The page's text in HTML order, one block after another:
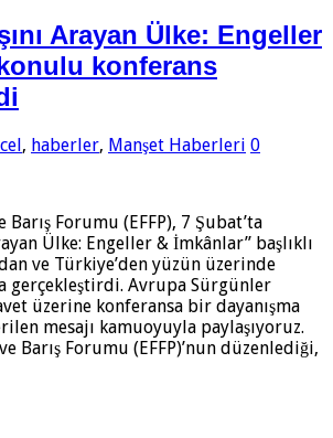
Arayan Ülke: Engeller
konferans
, haberler, Manşet Haberleri 0
Forumu (EFFP), 7 Şubat’ta
Ülke: Engeller & İmkânlar” başlıklı
ve Türkiye’den yüzün üzerinde
gerçekleştirdi. Avrupa Sürgünler
üzerine konferansa bir dayanışma
mesajı kamuoyuyla paylaşıyoruz.
Barış Forumu (EFFP)’nun düzenlediği,